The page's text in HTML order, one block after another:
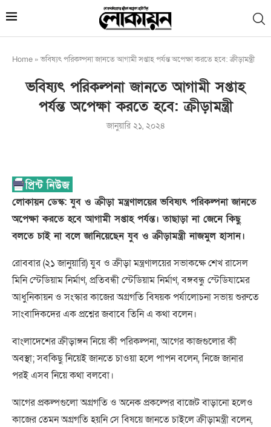
Home »ভবিষ্যৎ পরিকল্পনা জানতে আগামী সপ্তাহ পর্যন্ত অপেক্ষা করতে হবে: ক্রীড়ামন্ত্রী
ভবিষ্যৎ পরিকল্পনা জানতে আগামী সপ্তাহ
পর্যন্ত অপেক্ষা করতে হবে: ক্রীড়ামন্ত্রী
জানুয়ারি ২১, ২০২৪
লোকায়ন ডেস্ক: যুব ও ক্রীড়া মন্ত্রণালয়ের ভবিষ্যৎ পরিকল্পনা জানতে
অপেক্ষা করতে হবে আগামী সপ্তাহ পর্যন্ত। তাছাড়া না জেনে কিছু
বলতে চাই না বলে জানিয়েছেন যুব ও ক্রীড়ামন্ত্রী নাজমুল হাসান।
রোববার (২১ জানুয়ারি) যুব ও ক্রীড়া মন্ত্রণালয়ের সভাকক্ষে শেখ রাসেল
মিনি স্টেডিয়াম নির্মাণ, প্রতিবন্ধী স্টেডিয়াম নির্মাণ, বঙ্গবন্ধু স্টেডিযামের
আধুনিকায়ন ও সংস্কার কাজের অগ্রগতি বিষয়ক পর্যালোচনা সভায় শুরুতে
সাংবাদিকদের এক প্রশ্নের জবাবে তিনি এ কথা বলেন।
বাংলাদেশের ক্রীড়াঙ্গন নিয়ে কী পরিকল্পনা, আগের কাজগুলোর কী
অবস্থা; সবকিছু নিয়েই জানতে চাওয়া হলে পাপন বলেন, নিজে জানার
পরই এসব নিয়ে কথা বলবো।
আগের প্রকল্পগুলো অগ্রগতি ও অনেক প্রকল্পের বাজেট বাড়ানো হলেও
কাজের তেমন অগ্রগতি হয়নি সে বিষয়ে জানতে চাইলে ক্রীড়ামন্ত্রী বলেন,